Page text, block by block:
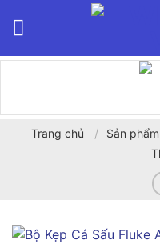
Trang chủ / Sản phẩm